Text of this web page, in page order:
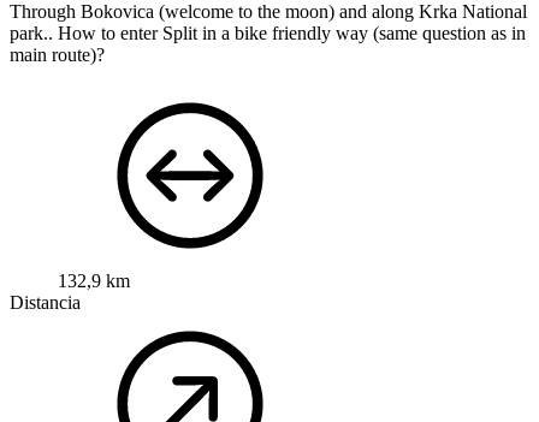
Through Bokovica (welcome to the moon) and along Krka National
park.. How to enter Split in a bike friendly way (same question as in
main route)?
132,9 km
Distancia